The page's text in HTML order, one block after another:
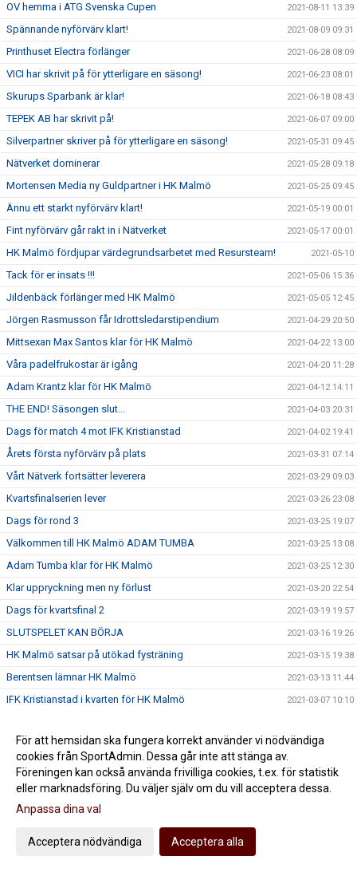
OV hemma i ATG Svenska Cupen 2021-08-11 13:39
Spännande nyförvärv klart! 2021-08-09 09:31
Printhuset Electra förlänger 2021-06-28 08:09
VICI har skrivit på för ytterligare en säsong! 2021-06-23 08:01
Skurups Sparbank är klar! 2021-06-18 08:43
TEPEK AB har skrivit på! 2021-06-07 09:00
Silverpartner skriver på för ytterligare en säsong! 2021-05-31 09:45
Nätverket dominerar 2021-05-28 09:18
Mortensen Media ny Guldpartner i HK Malmö 2021-05-25 09:45
Ännu ett starkt nyförvärv klart! 2021-05-19 00:01
Fint nyförvärv går rakt in i Nätverket 2021-05-17 00:01
HK Malmö fördjupar värdegrundsarbetet med Resursteam! 2021-05-10
Tack för er insats !!! 2021-05-06 15:36
Jildenbäck förlänger med HK Malmö 2021-05-05 12:45
Jörgen Rasmusson får Idrottsledarstipendium 2021-04-29 20:50
Mittsexan Max Santos klar för HK Malmö 2021-04-22 13:00
Våra padelfrukostar är igång 2021-04-20 11:28
Adam Krantz klar för HK Malmö 2021-04-12 14:11
THE END! Säsongen slut... 2021-04-03 20:31
Dags för match 4 mot IFK Kristianstad 2021-04-02 19:41
Årets första nyförvärv på plats 2021-03-31 07:14
Vårt Nätverk fortsätter leverera 2021-03-29 09:03
Kvartsfinalserien lever 2021-03-26 23:08
Dags för rond 3 2021-03-25 19:07
Välkommen till HK Malmö ADAM TUMBA 2021-03-25 13:08
Adam Tumba klar för HK Malmö 2021-03-25 12:30
Klar uppryckning men ny förlust 2021-03-20 22:54
Dags för kvartsfinal 2 2021-03-19 19:57
SLUTSPELET KAN BÖRJA 2021-03-16 19:26
HK Malmö satsar på utökad fysträning 2021-03-15 19:38
Berentsen lämnar HK Malmö 2021-03-13 11:44
IFK Kristianstad i kvarten för HK Malmö 2021-03-07 10:10
Inge Aas Eriksen klar för HK Malmö 2021-03-05 13:00
Vinst i jämn match mot Varberg 2021-03-03 22:30
Varberg i sista hemmamatchen i grundserien 2021-03-02 20:14
Förlust mot Sävehof
HK Malmö och Ola Kristiansson går skilda vägar
För att hemsidan ska fungera korrekt använder vi nödvändiga
cookies från SportAdmin. Dessa går inte att stänga av.
Föreningen kan också använda frivilliga cookies, t.ex. för statistik
eller marknadsföring. Du väljer själv om du vill acceptera dessa.
Anpassa dina val
Acceptera nödvändiga Acceptera alla